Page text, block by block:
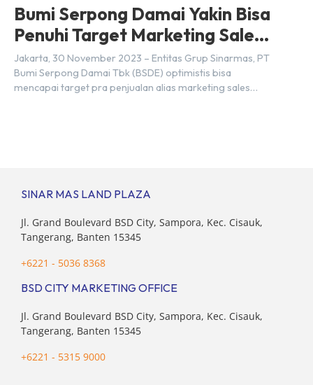
Bumi Serpong Damai Yakin Bisa
Penuhi Target Marketing Sales
Tahun 2023
Jakarta, 30 November 2023 – Entitas Grup Sinarmas, PT
Bumi Serpong Damai Tbk (BSDE) optimistis bisa
mencapai target pra penjualan alias marketing sales
SINAR MAS LAND PLAZA
Jl. Grand Boulevard BSD City, Sampora, Kec. Cisauk,
Tangerang, Banten 15345
+6221 - 5036 8368
BSD CITY MARKETING OFFICE
Jl. Grand Boulevard BSD City, Sampora, Kec. Cisauk,
Tangerang, Banten 15345
+6221 - 5315 9000